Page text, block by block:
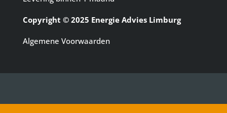
Copyright © 2025 Energie Advies Limburg
Algemene Voorwaarden